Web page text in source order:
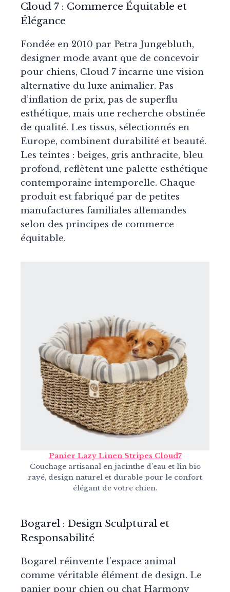
Cloud 7 : Commerce Équitable et
Élégance
Fondée en 2010 par Petra Jungebluth,
designer mode avant que de concevoir
pour chiens, Cloud 7 incarne une vision
alternative du luxe animalier. Pas
d’inflation de prix, pas de superflu
esthétique, mais une recherche obstinée
de qualité. Les tissus, sélectionnés en
Europe, combinent durabilité et beauté.
Les teintes : beiges, gris anthracite, bleu
profond, reflètent une palette esthétique
contemporaine intemporelle. Chaque
produit est fabriqué par de petites
manufactures familiales allemandes
selon des principes de commerce
équitable.
Panier Lazy Linen Stripes Cloud7
Couchage artisanal en jacinthe d’eau et lin bio
rayé, design naturel et durable pour le confort
élégant de votre chien.
Bogarel : Design Sculptural et
Responsabilité
Bogarel réinvente l’espace animal
comme véritable élément de design. Le
panier pour chien ou chat Harmony